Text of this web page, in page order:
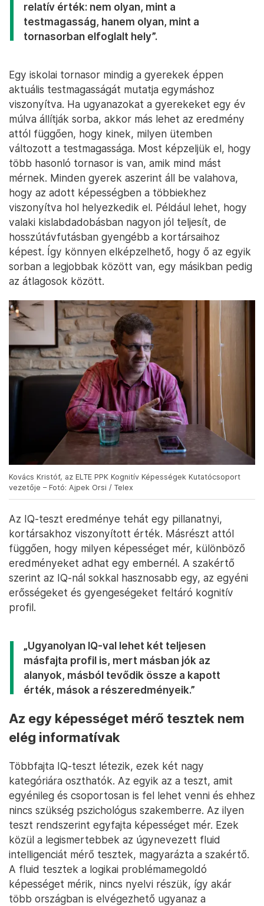
relatív érték: nem olyan, mint a
testmagasság, hanem olyan, mint a
tornasorban elfoglalt hely”.
Egy iskolai tornasor mindig a gyerekek éppen
aktuális testmagasságát mutatja egymáshoz
viszonyítva. Ha ugyanazokat a gyerekeket egy év
múlva állítják sorba, akkor más lehet az eredmény
attól függően, hogy kinek, milyen ütemben
változott a testmagassága. Most képzeljük el, hogy
több hasonló tornasor is van, amik mind mást
mérnek. Minden gyerek aszerint áll be valahova,
hogy az adott képességben a többiekhez
viszonyítva hol helyezkedik el. Például lehet, hogy
valaki kislabdadobásban nagyon jól teljesít, de
hosszútávfutásban gyengébb a kortársaihoz
képest. Így könnyen elképzelhető, hogy ő az egyik
sorban a legjobbak között van, egy másikban pedig
az átlagosok között.
Kovács Kristóf, az ELTE PPK Kognitív Képességek Kutatócsoport
vezetője – Fotó: Ajpek Orsi / Telex
Az IQ-teszt eredménye tehát egy pillanatnyi,
kortársakhoz viszonyított érték. Másrészt attól
függően, hogy milyen képességet mér, különböző
eredményeket adhat egy embernél. A szakértő
szerint az IQ-nál sokkal hasznosabb egy, az egyéni
erősségeket és gyengeségeket feltáró kognitív
profil.
„Ugyanolyan IQ-val lehet két teljesen
másfajta profil is, mert másban jók az
alanyok, másból tevődik össze a kapott
érték, mások a részeredményeik.”
Az egy képességet mérő tesztek nem
elég informatívak
Többfajta IQ-teszt létezik, ezek két nagy
kategóriára oszthatók. Az egyik az a teszt, amit
egyénileg és csoportosan is fel lehet venni és ehhez
nincs szükség pszichológus szakemberre. Az ilyen
teszt rendszerint egyfajta képességet mér. Ezek
közül a legismertebbek az úgynevezett fluid
intelligenciát mérő tesztek, magyarázta a szakértő.
A fluid tesztek a logikai problémamegoldó
képességet mérik, nincs nyelvi részük, így akár
több országban is elvégezhető ugyanaz a